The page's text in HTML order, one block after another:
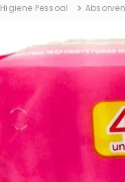
Higiene Pessoal